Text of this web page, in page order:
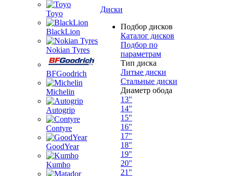
Toyo
BlackLion
Nokian Tyres
BFGoodrich
Michelin
Autogrip
Contyre
GoodYear
Kumho
Диски
Подбор дисков
Каталог дисков
Подбор по
параметрам
Тип диска
Литые диски
Стальные диски
Диаметр обода
13"
14"
15"
16"
17"
18"
19"
20"
21"